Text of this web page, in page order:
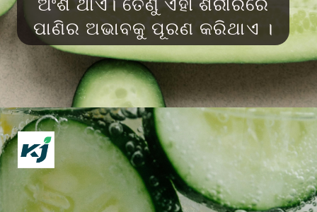
ଅଂଶ ଥାଏ। ତେଣୁ ଏହା ଶରୀରରେ
ପାଣିର ଅଭାବକୁ ପୂରଣ କରିଥାଏ ।